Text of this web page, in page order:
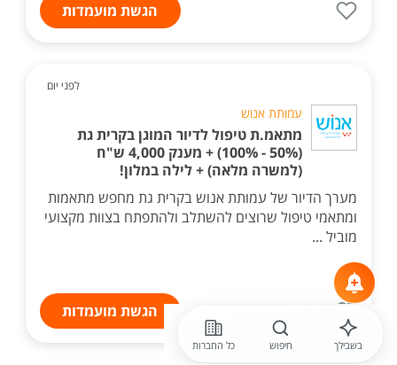
הגשת מועמדות
לפני יום
עמותת אנוש
מתאמ.ת טיפול לדיור המוגן בקרית גת
(50% - 100%) + מענק 4,000 ש"ח
(למשרה מלאה) + לילה במלון!
מערך הדיור של עמותת אנוש בקרית גת מחפש מתאמות
ומתאמי טיפול שרוצים להשתלב ולהתפתח בצוות מקצועי
מוביל ...
הגשת מועמדות
בשבילך חיפוש כל החברות